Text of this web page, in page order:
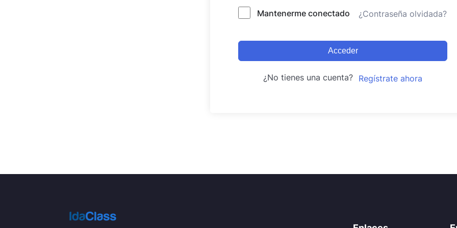
Mantenerme conectado ¿Contraseña olvidada?
Acceder
¿No tienes una cuenta? Regístrate ahora